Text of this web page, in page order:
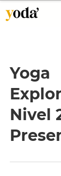
Yoga
Nivel